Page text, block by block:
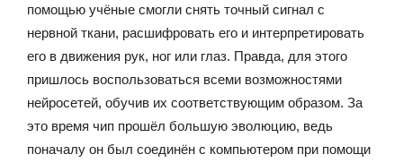
помощью учёные смогли снять точный сигнал с
нервной ткани, расшифровать его и интерпретировать
его в движения рук, ног или глаз. Правда, для этого
пришлось воспользоваться всеми возможностями
нейросетей, обучив их соответствующим образом. За
это время чип прошёл большую эволюцию, ведь
поначалу он был соединён с компьютером при помощи